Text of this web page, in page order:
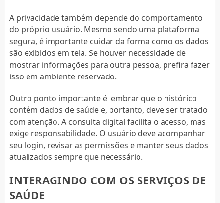
A privacidade também depende do comportamento
do próprio usuário. Mesmo sendo uma plataforma
segura, é importante cuidar da forma como os dados
são exibidos em tela. Se houver necessidade de
mostrar informações para outra pessoa, prefira fazer
isso em ambiente reservado.
Outro ponto importante é lembrar que o histórico
contém dados de saúde e, portanto, deve ser tratado
com atenção. A consulta digital facilita o acesso, mas
exige responsabilidade. O usuário deve acompanhar
seu login, revisar as permissões e manter seus dados
atualizados sempre que necessário.
INTERAGINDO COM OS SERVIÇOS DE
SAÚDE